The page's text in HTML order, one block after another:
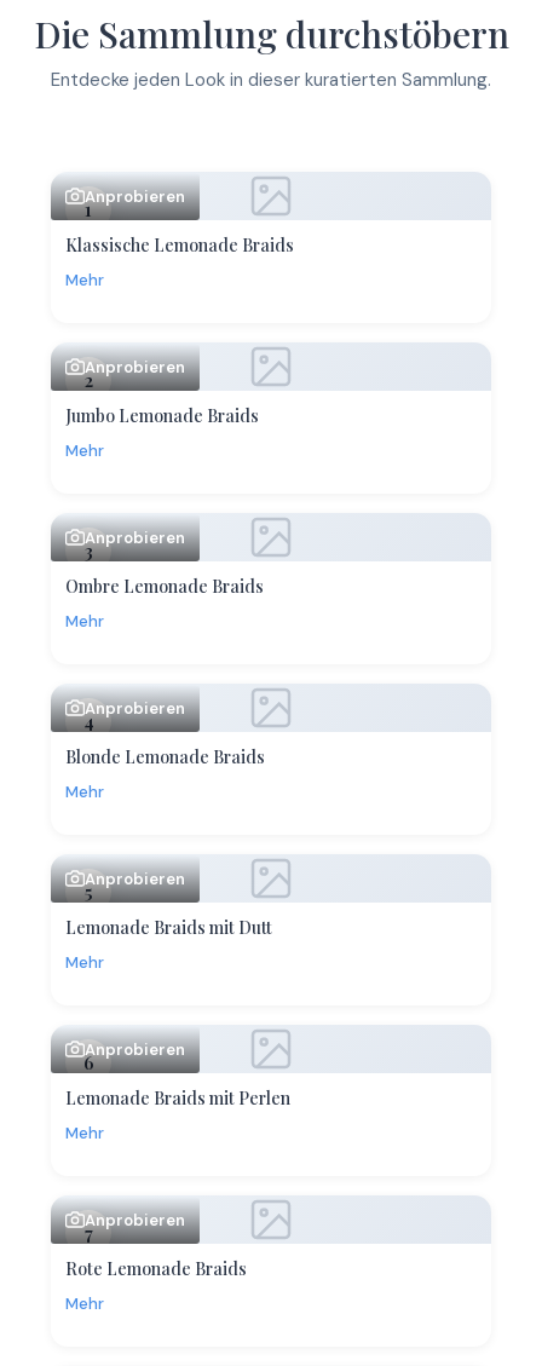
Die Sammlung durchstöbern
Entdecke jeden Look in dieser kuratierten Sammlung.
1
Anprobieren
Klassische Lemonade Braids
Mehr
2
Anprobieren
Jumbo Lemonade Braids
Mehr
3
Anprobieren
Ombre Lemonade Braids
Mehr
4
Anprobieren
Blonde Lemonade Braids
Mehr
5
Anprobieren
Lemonade Braids mit Dutt
Mehr
6
Anprobieren
Lemonade Braids mit Perlen
Mehr
7
Anprobieren
Rote Lemonade Braids
Mehr